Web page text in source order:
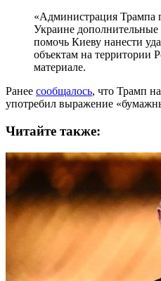
«Администрация Трампа
Украине
помочь Киеву нанести
объектам на территории
материале.
Ранее сообщалось, что Трамп
употребил выражение
Читайте также: